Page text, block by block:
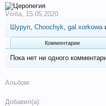
Vivita, 15.05.2020
Шуруп, Choochyk, gal.xorkowa
Комментарии
Пока нет ни одного
Альбом:
Добавил(а):